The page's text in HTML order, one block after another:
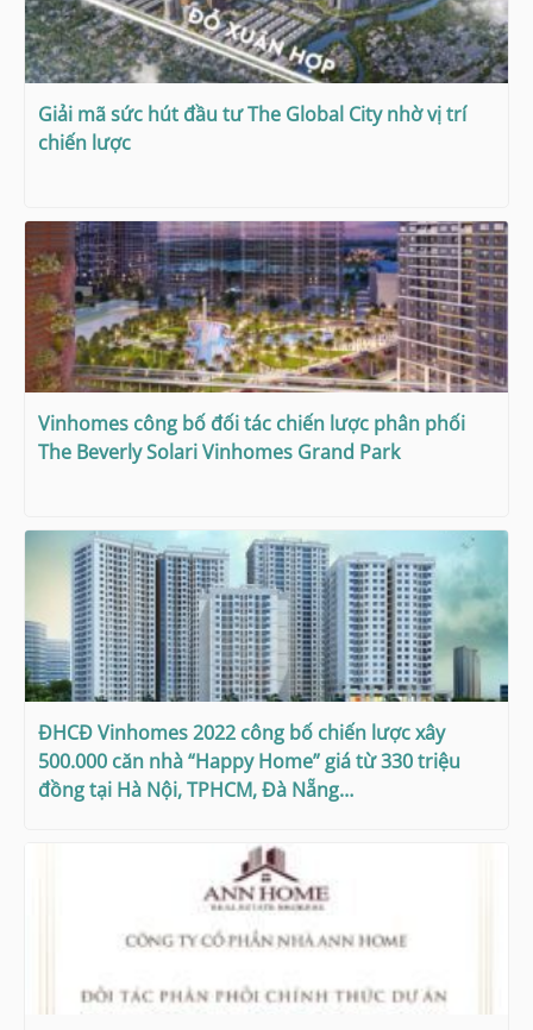
Giải mã sức hút đầu tư The Global City nhờ vị trí
chiến lược
Vinhomes công bố đối tác chiến lược phân phối
The Beverly Solari Vinhomes Grand Park
ĐHCĐ Vinhomes 2022 công bố chiến lược xây
500.000 căn nhà “Happy Home” giá từ 330 triệu
đồng tại Hà Nội, TPHCM, Đà Nẵng…